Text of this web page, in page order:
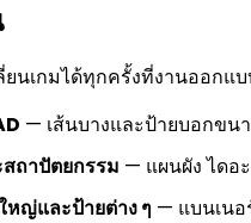
ลี่ยนเกมได้ทุกครั้งที่งานออ
— เส้นบางและป้ายบอกข
ถาปัตยกรรม — แผนผัง ไดอ
ญ่และป้ายต่าง ๆ — แบนเน